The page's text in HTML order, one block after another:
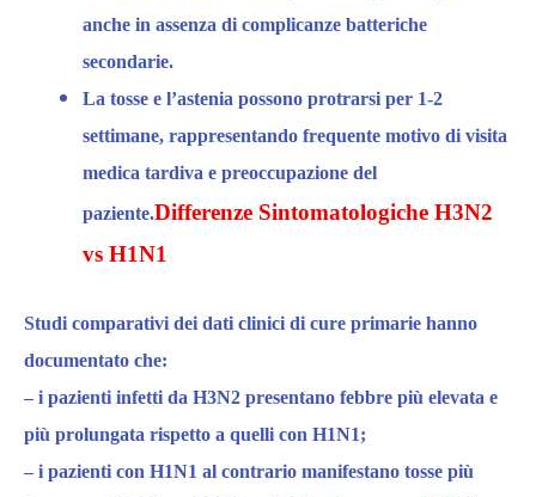
anche in assenza di complicanze batteriche
secondarie.
La tosse e l’astenia possonoprotrarsi per 1-2
settimane, rappresentando frequente motivo di visita
medica tardiva e preoccupazione del
paziente.Differenze Sintomatologiche H3N2
vs H1N1
Studi comparativi dei dati clinici di cure primarie hanno
documentato che:
– i pazienti infetti da H3N2 presentano febbre più elevata e
più prolungata rispetto a quelli con H1N1;
– i pazienti con H1N1 al contrario manifestano tosse più